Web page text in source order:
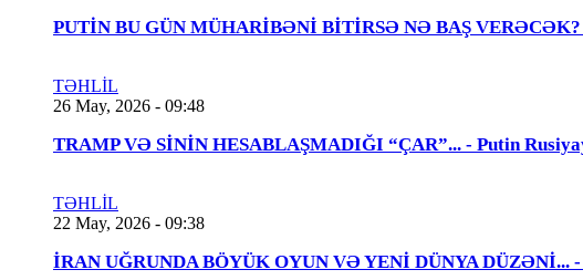
PUTİN BU GÜN MÜHARİBƏNİ BİTİRSƏ NƏ BAŞ VERƏCƏK?
TƏHLİL
26 May, 2026 - 09:48
TRAMP VƏ SİNİN HESABLAŞMADIĞI “ÇAR”... - Putin
TƏHLİL
22 May, 2026 - 09:38
İRAN UĞRUNDA BÖYÜK OYUN VƏ YENİ DÜNYA DÜZƏNİ...